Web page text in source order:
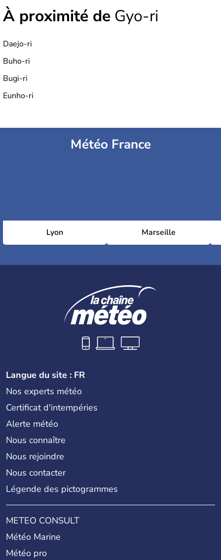
À proximité de Gyo-ri
Daejo-ri
Buho-ri
Bugi-ri
Eunho-ri
Météo France
Lyon Marseille
Langue du site : FR
Nos experts météo
Certificat d'intempéries
Alerte météo
Nous connaître
Nous rejoindre
Nous contacter
Légende des pictogrammes
METEO CONSULT
Météo Marine
Météo pro